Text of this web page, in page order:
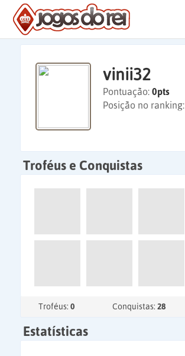
vinii32
Pontuação: 0pts
Posição no ranking:
Troféus e Conquistas
Troféus: 0 Conquistas: 28
Estatísticas